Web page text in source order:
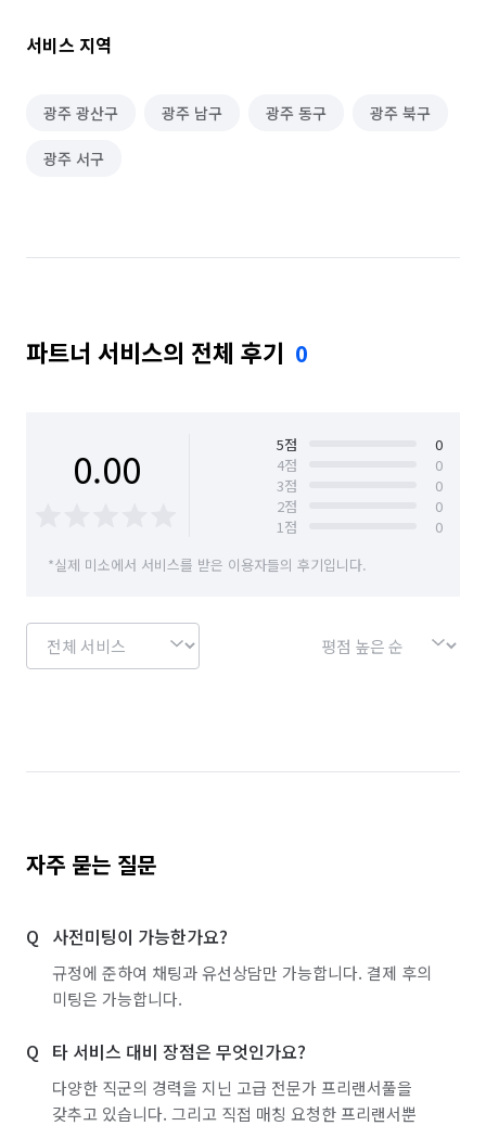
서비스 지역
광주 광산구 광주 남구 광주 동구 광주 북구
광주 서구
파트너 서비스의 전체 후기 0
0.00 5점
0
4점
0
3점
0
2점
0
1점
0
*실제 미소에서 서비스를 받은 이용자들의 후기입니다.
자주 묻는 질문
사전미팅이 가능한가요?
규정에 준하여 채팅과 유선상담만 가능합니다. 결제 후의
미팅은 가능합니다.
타 서비스 대비 장점은 무엇인가요?
다양한 직군의 경력을 지닌 고급 전문가 프리랜서풀을
갖추고 있습니다. 그리고 직접 매칭 요청한 프리랜서뿐